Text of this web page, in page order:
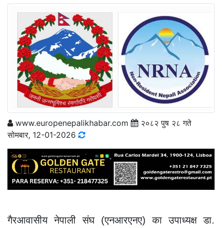
www.europenepalikhabar.com
२०८२ पुष २८ गते
सोमबार, 12-01-2026
गैरआवासीय नेपाली संघ (एनआरएनए) का उपाध्यक्ष डा.